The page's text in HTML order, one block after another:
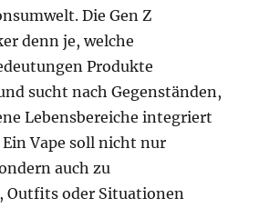
Die Gen Z
denn je, welche
Produkte
sucht nach Gegenständen,
Lebensbereiche integriert
Vape soll nicht nur
auch zu
Outfits oder Situationen